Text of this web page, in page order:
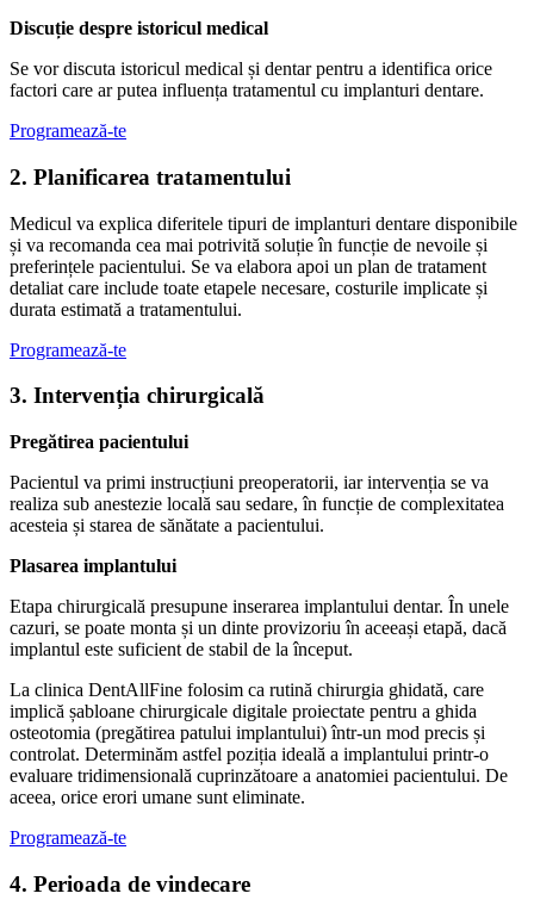
Discuție despre istoricul medical
Se vor discuta istoricul medical și dentar pentru a identifica orice
factori care ar putea influența tratamentul cu implanturi dentare.
Programează-te
2. Planificarea tratamentului
Medicul va explica diferitele tipuri de implanturi dentare disponibile
și va recomanda cea mai potrivită soluție în funcție de nevoile și
preferințele pacientului. Se va elabora apoi un plan de tratament
detaliat care include toate etapele necesare, costurile implicate și
durata estimată a tratamentului.
Programează-te
3. Intervenția chirurgicală
Pregătirea pacientului
Pacientul va primi instrucțiuni preoperatorii, iar intervenția se va
realiza sub anestezie locală sau sedare, în funcție de complexitatea
acesteia și starea de sănătate a pacientului.
Plasarea implantului
Etapa chirurgicală presupune inserarea implantului dentar. În unele
cazuri, se poate monta și un dinte provizoriu în aceeași etapă, dacă
implantul este suficient de stabil de la început.
La clinica DentAllFine folosim ca rutină chirurgia ghidată, care
implică șabloane chirurgicale digitale proiectate pentru a ghida
osteotomia (pregătirea patului implantului) într-un mod precis și
controlat. Determinăm astfel poziția ideală a implantului printr-o
evaluare tridimensională cuprinzătoare a anatomiei pacientului. De
aceea, orice erori umane sunt eliminate.
Programează-te
4. Perioada de vindecare